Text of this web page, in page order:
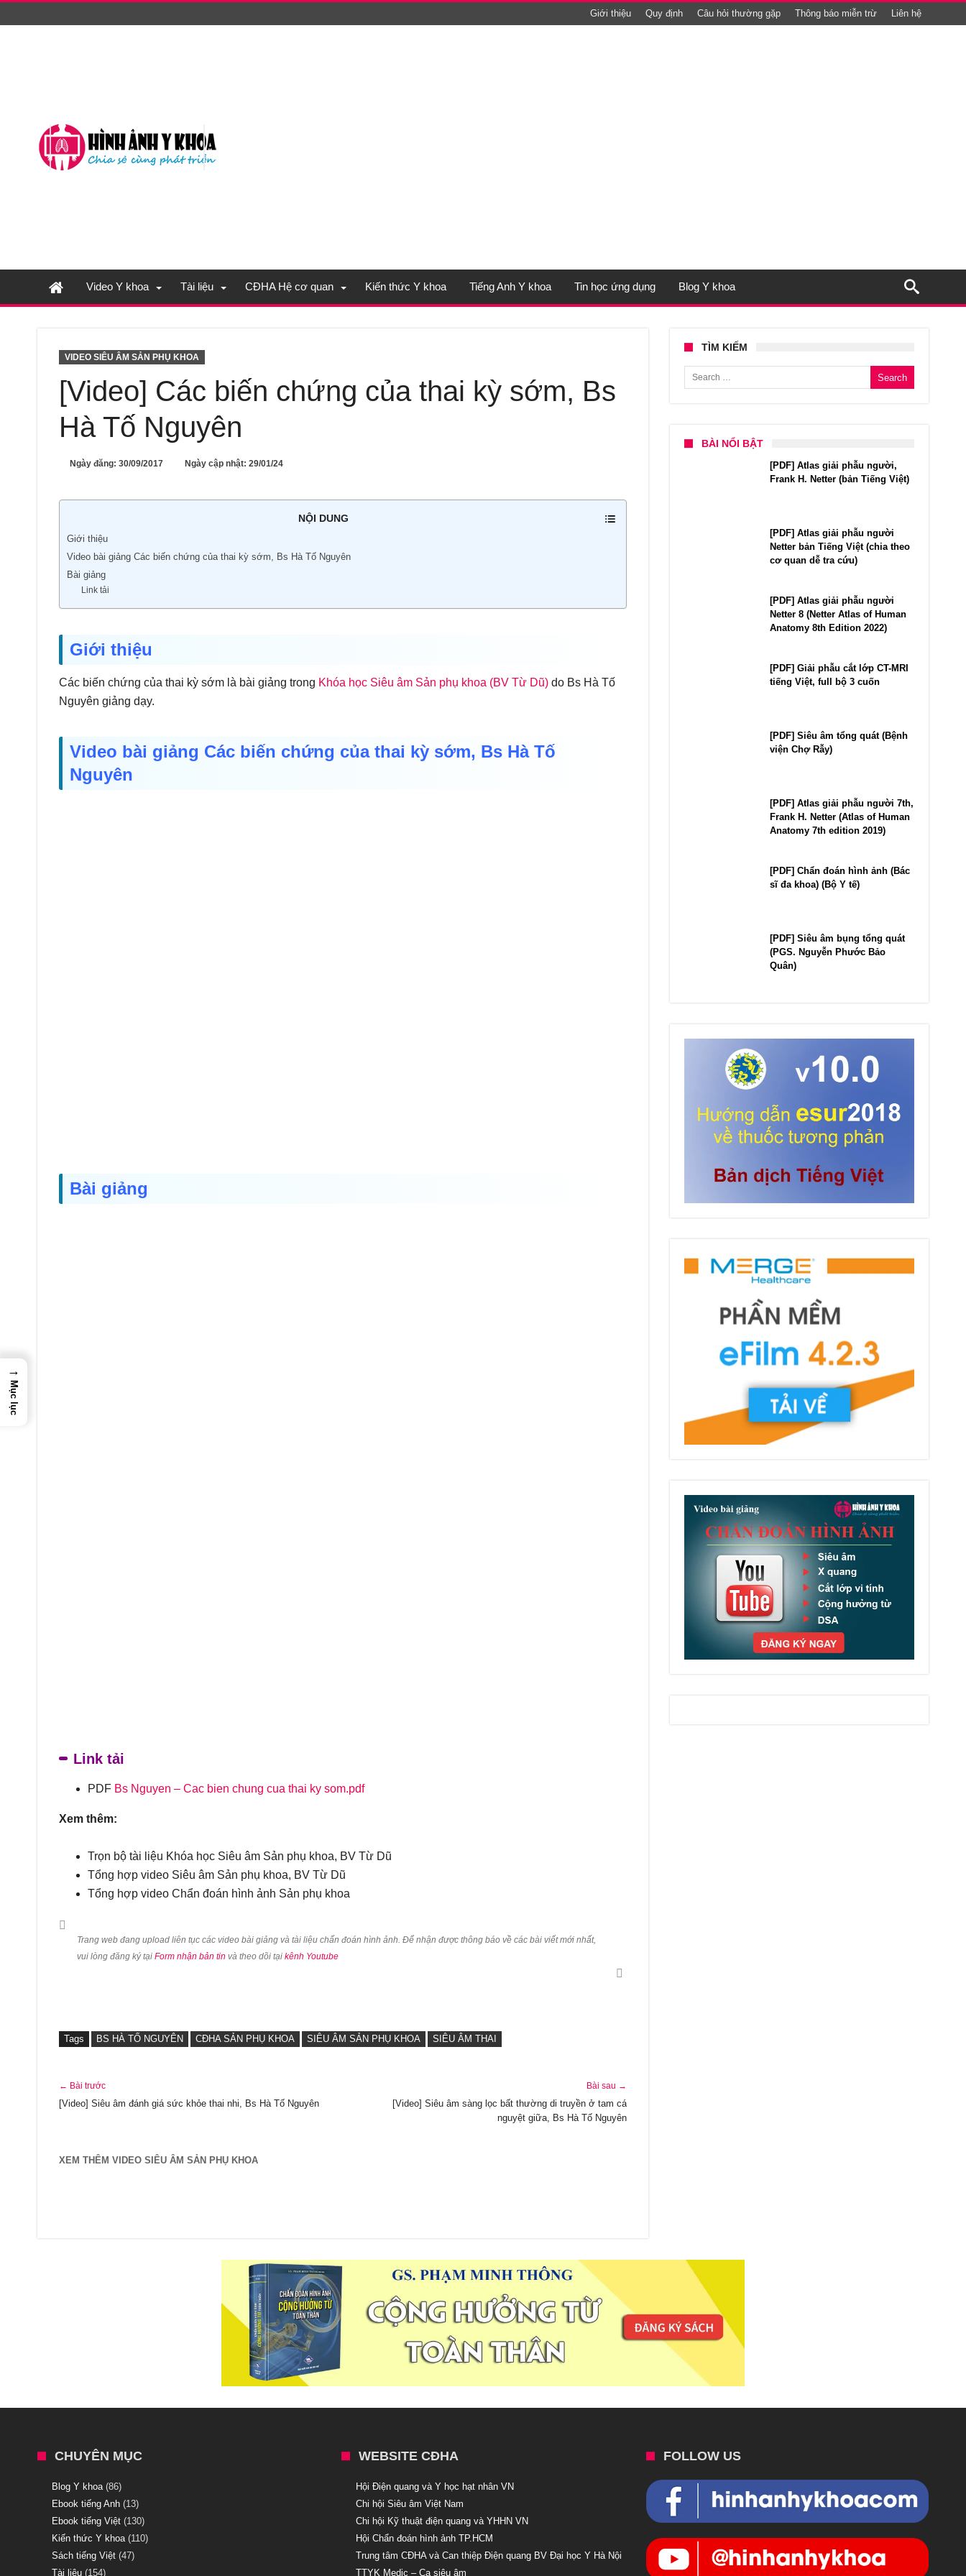
Giới thiệu Quy định Câu hỏi thường gặp Thông báo miễn trừ Liên hệ
Video Y khoa Tài liệu CĐHA Hệ cơ quan Kiến thức Y khoa Tiếng Anh Y khoa Tin học ứng dụng Blog Y khoa
VIDEO SIÊU ÂM SẢN PHỤ KHOA
[Video] Các biến chứng của thai kỳ sớm, Bs
Hà Tố Nguyên
Ngày đăng: 30/09/2017 Ngày cập nhật: 29/01/24
NỘI DUNG
Giới thiệu
Video bài giảng Các biến chứng của thai kỳ sớm, Bs Hà Tố Nguyên
Bài giảng
Link tải
Giới thiệu
Các biến chứng của thai kỳ sớm là bài giảng trong Khóa học Siêu âm Sản phụ khoa (BV Từ Dũ) do Bs Hà Tố
Nguyên giảng dạy.
Video bài giảng Các biến chứng của thai kỳ sớm, Bs Hà Tố
Nguyên
Bài giảng
Link tải
PDF Bs Nguyen – Cac bien chung cua thai ky som.pdf
Xem thêm:
Trọn bộ tài liệu Khóa học Siêu âm Sản phụ khoa, BV Từ Dũ
Tổng hợp video Siêu âm Sản phụ khoa, BV Từ Dũ
Tổng hợp video Chẩn đoán hình ảnh Sản phụ khoa
Trang web đang upload liên tục các video bài giảng và tài liệu chẩn đoán hình ảnh. Để nhận được thông báo về các bài viết mới nhất,
vui lòng đăng ký tại Form nhận bản tin và theo dõi tại kênh Youtube
Tags BS HÀ TỐ NGUYÊN CĐHA SẢN PHỤ KHOA SIÊU ÂM SẢN PHỤ KHOA SIÊU ÂM THAI
← Bài trước
[Video] Siêu âm đánh giá sức khỏe thai nhi, Bs Hà Tố Nguyên
Bài sau →
[Video] Siêu âm sàng lọc bất thường di truyền ở tam cá
nguyệt giữa, Bs Hà Tố Nguyên
XEM THÊM VIDEO SIÊU ÂM SẢN PHỤ KHOA
TÌM KIẾM
Search for:
BÀI NỔI BẬT
[PDF] Atlas giải phẫu người,
Frank H. Netter (bản Tiếng Việt)
[PDF] Atlas giải phẫu người
Netter bản Tiếng Việt (chia theo
cơ quan dễ tra cứu)
[PDF] Atlas giải phẫu người
Netter 8 (Netter Atlas of Human
Anatomy 8th Edition 2022)
[PDF] Giải phẫu cắt lớp CT-MRI
tiếng Việt, full bộ 3 cuốn
[PDF] Siêu âm tổng quát (Bệnh
viện Chợ Rẫy)
[PDF] Atlas giải phẫu người 7th,
Frank H. Netter (Atlas of Human
Anatomy 7th edition 2019)
[PDF] Chẩn đoán hình ảnh (Bác
sĩ đa khoa) (Bộ Y tế)
[PDF] Siêu âm bụng tổng quát
(PGS. Nguyễn Phước Bảo
Quân)
CHUYÊN MỤC
Blog Y khoa(86)
Ebook tiếng Anh (13)
Ebook tiếng Việt (130)
Kiến thức Y khoa(110)
Sách tiếng Việt (47)
Tài liệu (154)
WEBSITE CĐHA
Hội Điện quang và Y học hạt nhân VN
Chi hội Siêu âm Việt Nam
Chi hội Kỹ thuật điện quang và YHHN VN
Hội Chẩn đoán hình ảnh TP.HCM
Trung tâm CĐHA và Can thiệp Điện quang BV Đại học Y Hà Nội
TTYK Medic – Ca siêu âm
FOLLOW US
→
Mục lục